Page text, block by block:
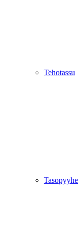
Tehotassu
Tasopyyhe